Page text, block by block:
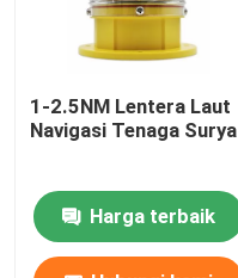
1-2.5NM Lentera Laut
Navigasi Tenaga Surya
Harga terbaik